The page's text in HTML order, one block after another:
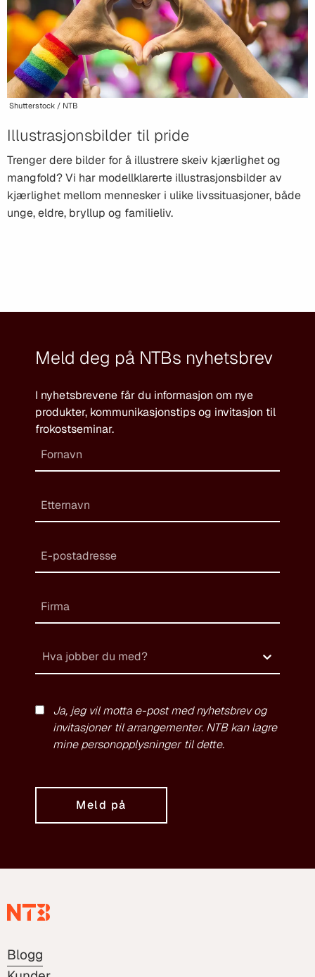
Shutterstock / NTB
Illustrasjonsbilder til pride
Trenger dere bilder for å illustrere skeiv kjærlighet og
mangfold? Vi har modellklarerte illustrasjonsbilder av
kjærlighet mellom mennesker i ulike livssituasjoner, både
unge, eldre, bryllup og familieliv.
Meld deg på NTBs nyhetsbrev
I nyhetsbrevene får du informasjon om nye
produkter, kommunikasjonstips og invitasjon til
frokostseminar.
Hva jobber du med?
Ja, jeg vil motta e-post med nyhetsbrev og
invitasjoner til arrangementer. NTB kan lagre
mine personopplysninger til dette.
Meld på
Blogg